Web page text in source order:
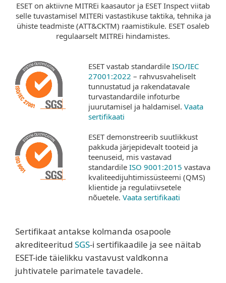
ESET on aktiivne MITREi kaasautor ja ESET Inspect viitab
selle tuvastamisel MITERi vastastikuse taktika, tehnika ja
ühiste teadmiste (ATT&CKTM) raamistikule. ESET osaleb
regulaarselt MITREi hindamistes.
ESET vastab standardile ISO/IEC
27001:2022 – rahvusvaheliselt
tunnustatud ja rakendatavale
turvastandardile infoturbe
juurutamisel ja haldamisel. Vaata
sertifikaati
ESET demonstreerib suutlikkust
pakkuda järjepidevalt tooteid ja
teenuseid, mis vastavad
standardile ISO 9001:2015 vastava
kvaliteedijuhtimissüsteemi (QMS)
klientide ja regulatiivsetele
nõuetele. Vaata sertifikaati
Sertifikaat antakse kolmanda osapoole
akrediteeritud SGS-i sertifikaadile ja see näitab
ESET-ide täielikku vastavust valdkonna
juhtivatele parimatele tavadele.